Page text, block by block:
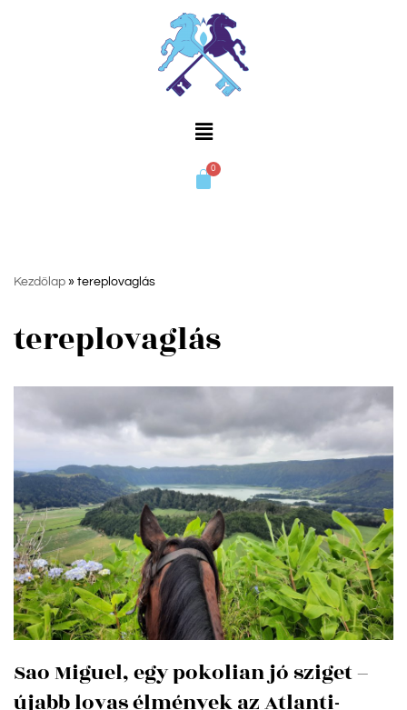
Kezdőlap » tereplovaglás
tereplovaglás
Sao Miguel, egy pokolian jó sziget –
újabb lovas élmények az Atlanti-